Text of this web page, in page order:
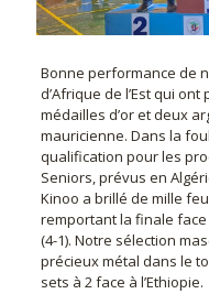
Bonne performance de
d’Afrique de l’Est qui
médailles d’or et deux
mauricienne. Dans la
qualification pour les
Seniors, prévus en
Kinoo a brillé de mille
remportant la finale face
(4-1). Notre sélection
précieux métal dans le
sets à 2 face à l’Ethiopie.